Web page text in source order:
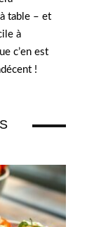
table – et
à
c’en est
!